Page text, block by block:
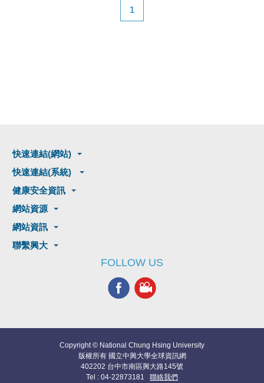
1
快速連結(網站)
快速連結(系統)
健康安全資訊
網站資源
網站資訊
聯繫興大
FOLLOW US
Copyright © National Chung Hsing University
版權所有 國立中興大學全球資訊網
402202 台中市南區興大路145號
Tel : 04-22873181 聯絡我們